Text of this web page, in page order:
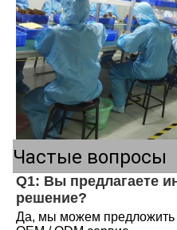
Частые вопросы
Q1: Вы предлагаете
решение?
Да, мы можем предложить